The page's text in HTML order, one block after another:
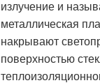
излучение и
металлическая
накрывают
поверхностью